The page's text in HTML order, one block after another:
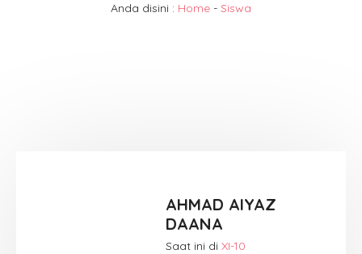
Anda disini : Home - Siswa
AHMAD AIYAZ
DAANA
Saat ini diXI-10